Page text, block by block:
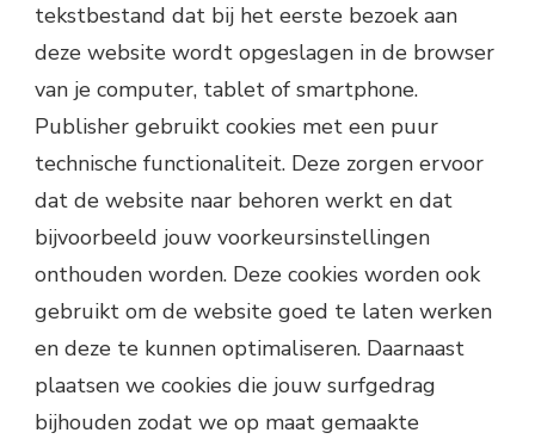
tekstbestand dat bij het eerste bezoek aan
deze website wordt opgeslagen in de browser
van je computer, tablet of smartphone.
Publisher gebruikt cookies met een puur
technische functionaliteit. Deze zorgen ervoor
dat de website naar behoren werkt en dat
bijvoorbeeld jouw voorkeursinstellingen
onthouden worden. Deze cookies worden ook
gebruikt om de website goed te laten werken
en deze te kunnen optimaliseren. Daarnaast
plaatsen we cookies die jouw surfgedrag
bijhouden zodat we op maat gemaakte